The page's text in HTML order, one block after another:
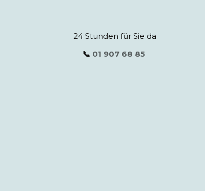
24 Stunden für Sie da
📞 01 907 68 85